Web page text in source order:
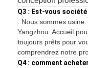
Q3 : Est-vous
: Nous sommes
Yangzhou. Accueil
toujours prêts pour
comprendrez notre
Q4 : comment